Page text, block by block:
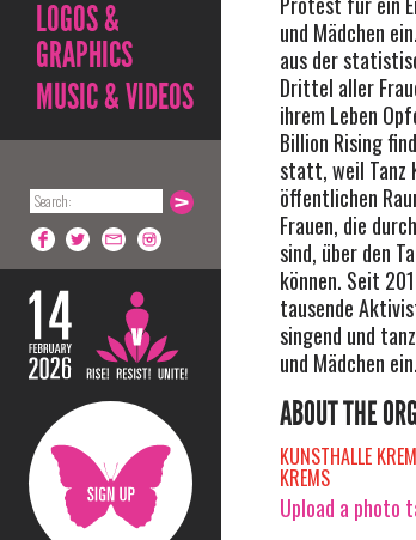
LOGOS &
GRAPHICS
MUSIC & VIDEOS
und Mädchen
aus der
Drittel aller
ihrem Leben
Billion Rising
statt, weil Tanz
öffentlichen
Frauen, die
sind, über den
können. Seit
tausende
singend und
und Mädchen ein.
ABOUT THE
KUNSTHALLE
KREMS
Upload a photo